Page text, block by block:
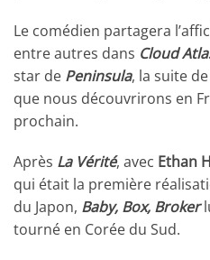
Le comédien partagera
entre autres dans Cloud
star de Peninsula, la suite de
que nous découvrirons en
prochain.
Après La Vérité, avec Ethan
qui était la première
du Japon, Baby, Box, Broker
tourné en Corée du Sud.